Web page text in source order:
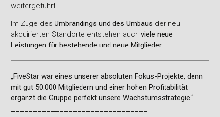
weitergeführt.
Im Zuge desUmbrandings und des Umbaus der neu
akquirierten Standorte entstehen auchviele neue
Leistungen für bestehende und neue Mitglieder.
„FiveStar war eines unserer absoluten Fokus-Projekte, denn
mit gut 50.000 Mitgliedern und einer hohen Profitabilität
ergänzt die Gruppe perfekt unsere Wachstumsstrategie.“